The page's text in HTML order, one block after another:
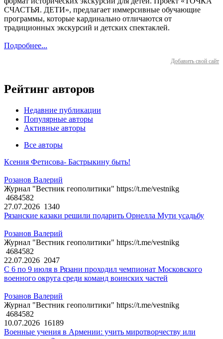
СЧАСТЬЯ. ДЕТИ», предлагает иммерсивные обучающие
программы, которые кардинально отличаются от
традиционных экскурсий и детских спектаклей.
Подробнее...
Добавить свой сайт
Рейтинг авторов
Недавние публикации
Популярные авторы
Активные авторы
Все авторы
Ксения Фетисова- Бастрыкину быть!
Розанов Валерий
Журнал "Вестник геополитики" https://t.me/vestnikg
4684582
27.07.2026 1340
Рязанские казаки решили подарить Орнелла Мути усадьбу
Розанов Валерий
Журнал "Вестник геополитики" https://t.me/vestnikg
4684582
22.07.2026 2047
С 6 по 9 июля в Рязани проходил чемпионат Московского
военного округа среди команд воинских частей
Розанов Валерий
Журнал "Вестник геополитики" https://t.me/vestnikg
4684582
10.07.2026 16189
Военные учения в Армении: учить миротворчеству или